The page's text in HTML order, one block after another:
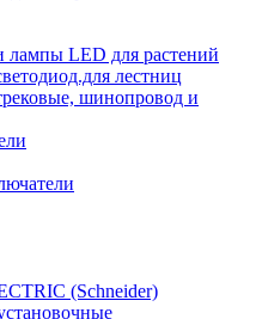
лампы LED для растений
лестниц
шинопровод и
(Schneider)